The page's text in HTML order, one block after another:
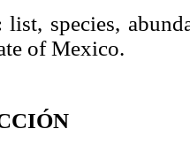
list, species,
of Mexico.